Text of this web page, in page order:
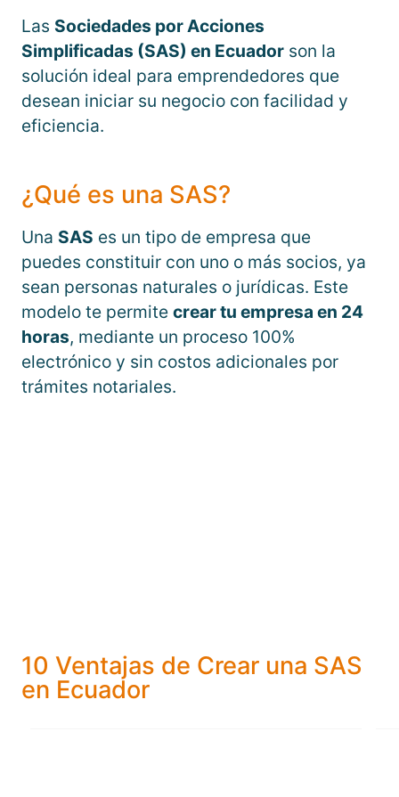
Las Sociedades por Acciones
Simplificadas (SAS) en Ecuador son la
solución ideal para emprendedores que
desean iniciar su negocio con facilidad y
eficiencia.
¿Qué es una SAS?
Una SAS es un tipo de empresa que
puedes constituir con uno o más socios, ya
sean personas naturales o jurídicas. Este
modelo te permite crear tu empresa en 24
horas, mediante un proceso 100%
electrónico y sin costos adicionales por
trámites notariales.
10 Ventajas de Crear una SAS
en Ecuador